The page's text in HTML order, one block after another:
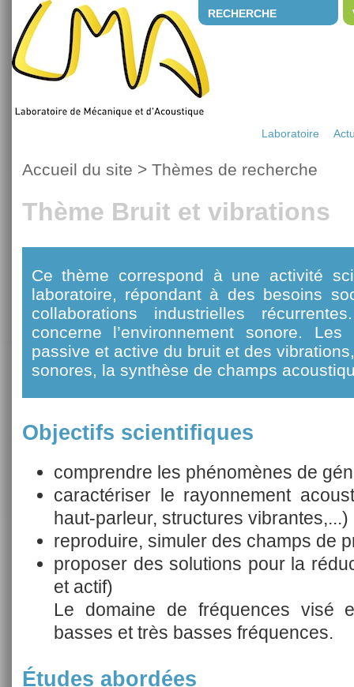
RECHERCHE
Laboratoire
Accueil du site > Thèmes de recherche
Thème Bruit et vibrations
Ce thème correspond à une activité
laboratoire, répondant à des besoins
collaborations industrielles
concerne l’environnement sonore.
passive et active du bruit et des
sonores, la synthèse de champs
Objectifs scientifiques
comprendre les phénomènes de
caractériser le rayonnement
haut-parleur, structures vibrantes,...)
reproduire, simuler des champs de
proposer des solutions pour la
et actif)
Le domaine de fréquences visé
basses et très basses fréquences.
Études abordées